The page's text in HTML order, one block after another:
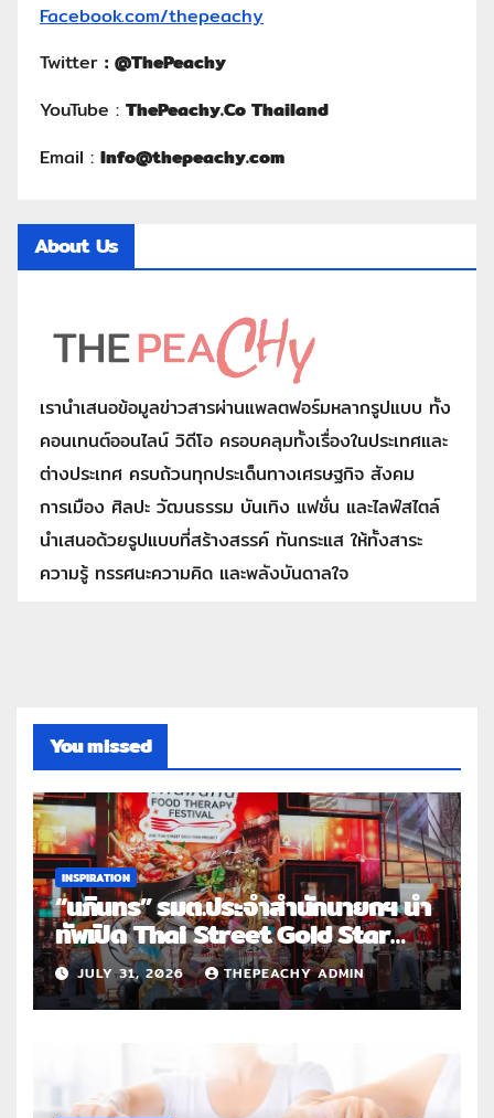
Facebook.com/thepeachy
Twitter : @ThePeachy
YouTube : ThePeachy.Co Thailand
Email : Info@thepeachy.com
About Us
เรานำเสนอข้อมูลข่าวสารผ่านแพลตฟอร์มหลากรูปแบบ ทั้ง
คอนเทนต์ออนไลน์ วิดีโอ ครอบคลุมทั้งเรื่องในประเทศและ
ต่างประเทศ ครบถ้วนทุกประเด็นทางเศรษฐกิจ สังคม
การเมือง ศิลปะ วัฒนธรรม บันเทิง แฟชั่น และไลฟ์สไตล์
นำเสนอด้วยรูปแบบที่สร้างสรรค์ ทันกระแส ให้ทั้งสาระ
ความรู้ ทรรศนะความคิด และพลังบันดาลใจ
You missed
INSPIRATION
“นภินทร” รมต.ประจำสำนักนายกฯ นำ
ทัพเปิด Thai Street Gold Star
Roadshow 3 จังหวัดต้นแบบ
JULY 31, 2026 THEPEACHY ADMIN